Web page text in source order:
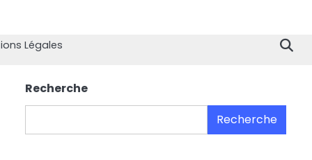
Légales
Recherche
Recherche